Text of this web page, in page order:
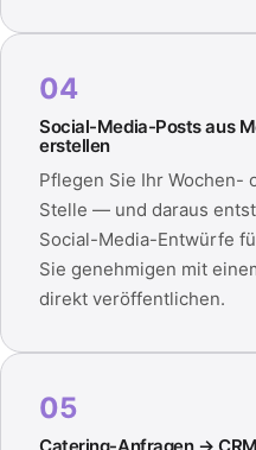
04
Social-Media-Posts aus
erstellen
Pflegen Sie Ihr Wochen-
Stelle — und daraus
Social-Media-Entwürfe
Sie genehmigen mit
direkt veröffentlichen.
05